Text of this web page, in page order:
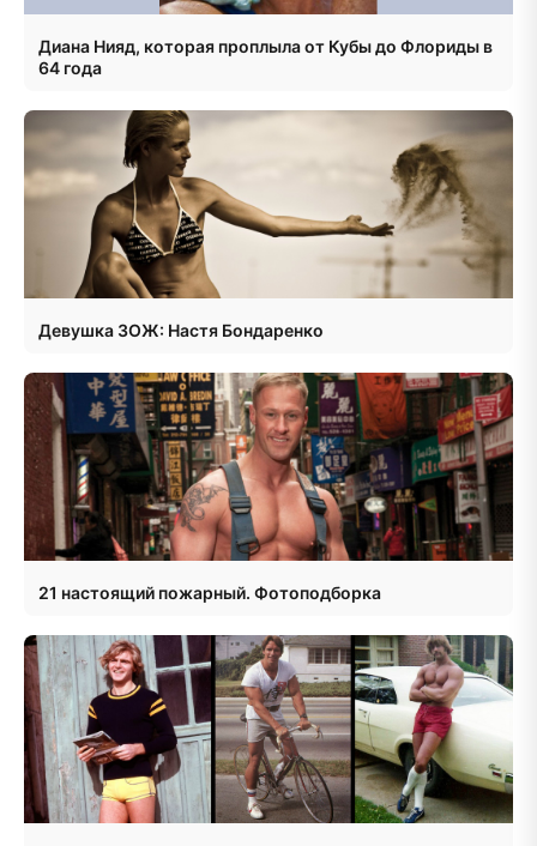
Диана Нияд, которая проплыла от Кубы до Флориды в
64 года
Девушка ЗОЖ: Настя Бондаренко
21 настоящий пожарный. Фотоподборка